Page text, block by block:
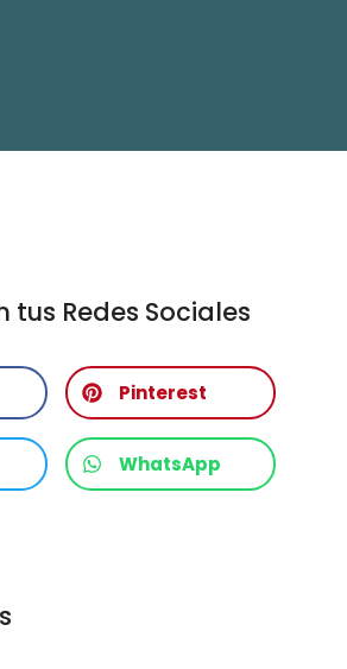
Redes Sociales
Pinterest
WhatsApp